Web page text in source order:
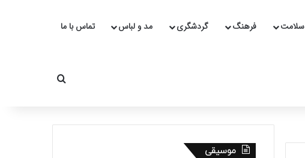
سلامت فرهنگ گردشگری مد و لباس تماس با ما
جستجو برای
موسیقی